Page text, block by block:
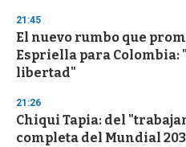
d
s
21:45
El nuevo rumbo que
Espriella para Colombia:
libertad"
21:26
Chiqui Tapia: del
completa del Mundial